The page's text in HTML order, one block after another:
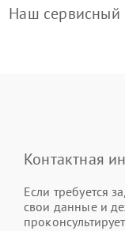
Наш сервисный
Контактная
Если требуется
свои данные и